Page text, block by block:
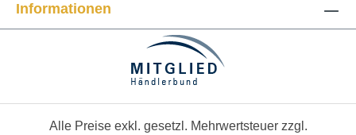
Informationen
Alle Preise exkl. gesetzl. Mehrwertsteuer zzgl.